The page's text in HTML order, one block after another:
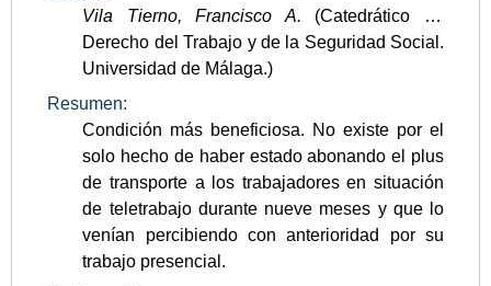
Vila Tierno, Francisco A. (Catedrático de
Derecho del Trabajo y de la Seguridad Social.
Universidad de Málaga.)
Resumen:
Condición más beneficiosa. No existe por el
solo hecho de haber estado abonando el plus
de transporte a los trabajadores en situación
de teletrabajo durante nueve meses y que lo
venían percibiendo con anterioridad por su
trabajo presencial.